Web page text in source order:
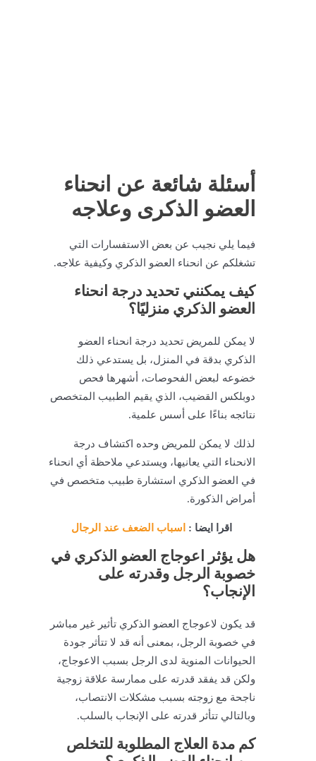
أسئلة شائعة عن انحناء
العضو الذكرى وعلاجه
فيما يلي نجيب عن بعض الاستفسارات التي
تشغلكم عن انحناء العضو الذكري وكيفية علاجه.
كيف يمكنني تحديد درجة انحناء
العضو الذكري منزليًا؟
لا يمكن للمريض تحديد درجة انحناء العضو
الذكري بدقة في المنزل، بل يستدعي ذلك
خضوعه لبعض الفحوصات، أشهرها فحص
دوبلكس القضيب، الذي يقيم الطبيب المتخصص
نتائجه بناءًا على أسس علمية.
لذلك لا يمكن للمريض وحده اكتشاف درجة
الانحناء التي يعانيها، ويستدعي ملاحظة أي انحناء
في العضو الذكري استشارة طبيب متخصص في
أمراض الذكورة.
اقرا ايضا : اسباب الضعف عند الرجال
هل يؤثر اعوجاج العضو الذكري في
خصوبة الرجل وقدرته على
الإنجاب؟
قد يكون لاعوجاج العضو الذكري تأثير غير مباشر
في خصوبة الرجل، بمعنى أنه قد لا تتأثر جودة
الحيوانات المنوية لدى الرجل بسبب الاعوجاج،
ولكن قد يفقد قدرته على ممارسة علاقة زوجية
ناجحة مع زوجته بسبب مشكلات الانتصاب،
وبالتالي تتأثر قدرته على الإنجاب بالسلب.
كم مدة العلاج المطلوبة للتخلص